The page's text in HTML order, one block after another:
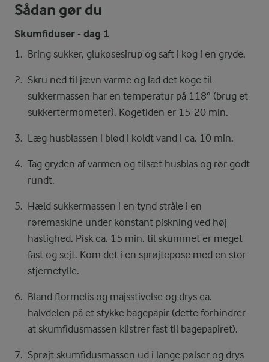
Sådan gør du
Skumfiduser - dag 1
Bring sukker, glukosesirup og saft i kog i en gryde.
Skru ned til jævn varme og lad det koge til
sukkermassen har en temperatur på 118° (brug et
sukkertermometer). Kogetiden er 15-20 min.
Læg husblassen i blød i koldt vand i ca. 10 min.
Tag gryden af varmen og tilsæt husblas og rør godt
rundt.
Hæld sukkermassen i en tynd stråle i en
røremaskine under konstant piskning ved høj
hastighed. Pisk ca. 15 min. til skummet er meget
fast og sejt. Kom det i en sprøjtepose med en stor
stjernetylle.
Bland flormelis og majsstivelse og drys ca.
halvdelen på et stykke bagepapir (dette forhindrer
at skumfidusmassen klistrer fast til bagepapiret).
Sprøjt skumfidusmassen ud i lange pølser og drys